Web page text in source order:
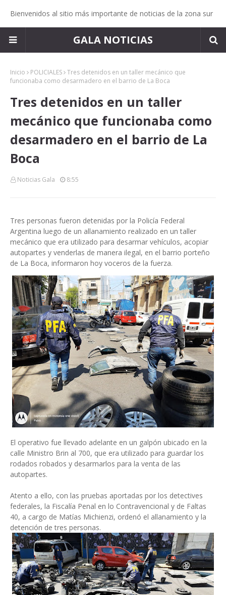
Bienvenidos al sitio más importante de noticias de la zona sur
GALA NOTICIAS
Inicio POLICIALES Tres detenidos en un taller mecánico que
funcionaba como desarmadero en el barrio de La Boca
Tres detenidos en un taller
mecánico que funcionaba como
desarmadero en el barrio de La
Boca
Noticias Gala 8:55
Tres personas fueron detenidas por la Policía Federal
Argentina luego de un allanamiento realizado en un taller
mecánico que era utilizado para desarmar vehículos, acopiar
autopartes y venderlas de manera ilegal, en el barrio porteño
de La Boca, informaron hoy voceros de la fuerza.
El operativo fue llevado adelante en un galpón ubicado en la
calle Ministro Brin al 700, que era utilizado para guardar los
rodados robados y desarmarlos para la venta de las
autopartes.
Atento a ello, con las pruebas aportadas por los detectives
federales, la Fiscalía Penal en lo Contravencional y de Faltas
40, a cargo de Matías Michienzi, ordenó el allanamiento y la
detención de tres personas.